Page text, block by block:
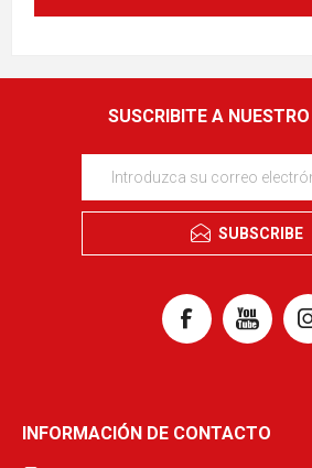
SUSCRIBITE A
SUBSCRIBE
INFORMACIÓN DE CONTACTO